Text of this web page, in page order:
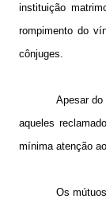
instituição
rompimento do
cônjuges.
Apesar
aqueles
mínima atenção
Os